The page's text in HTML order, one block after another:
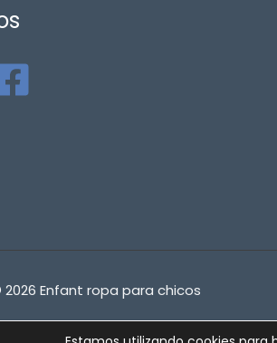
Enfant ropa para chicos